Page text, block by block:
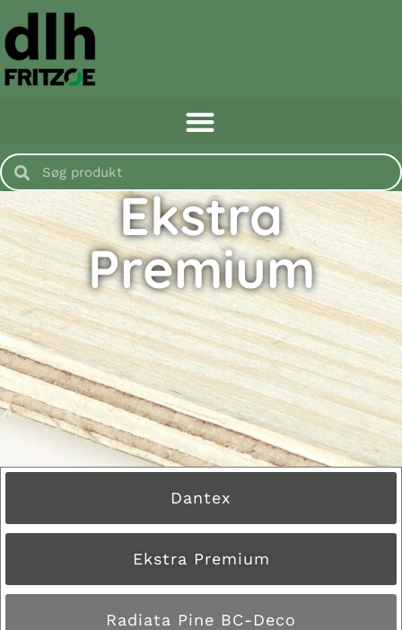
Ekstra
Premium
Dantex
Ekstra Premium
Radiata Pine BC-Deco